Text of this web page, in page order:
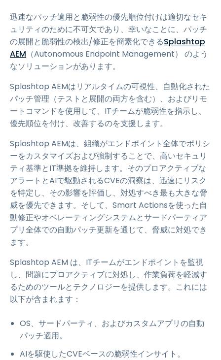
迅速なパッチ適用と脆弱性の優先順位付けは適切なセキ
ュリティのために不可欠であり、幸いなことに、パッチ
の展開と脆弱性の検出/修正を簡素化できるSplashtop
AEM （Autonomous Endpoint Management） のよう
なソリューションがあります。
Splashtop AEMはリアルタイムの可視性、自動化された
パッチ管理（テストと展開の両方を含む）、およびリモ
ートコマンドを使用して、ITチームが脆弱性を指示し、
優先順位を付け、改善するのを支援します。
Splashtop AEMは、組織がエンドポイント全体でポリシ
ーをカスタマイズおよび強制することで、高いセキュリ
ティ基準とIT準拠を維持します。そのプロアクティブな
アラートとAIで駆動されるCVEの洞察は、迅速にリスク
を特定し、その影響を評価し、対処すべき最も大きな脅
威を優先できます。そして、Smart Actionsを使った自
動修正やオペレーティングシステムとサードパーティア
プリ全体での自動パッチ更新を通じて、脅威に対処でき
ます。
Splashtop AEM は、ITチームがエンドポイントを監視
し、問題にプロアクティブに対処し、作業負荷を軽減す
るためのツールとテクノロジーを提供します。これには
以下が含まれます：
OS、サードパーティ、およびカスタムアプリの自動
パッチ適用。
AIを駆使したCVEベースの脆弱性インサイト。